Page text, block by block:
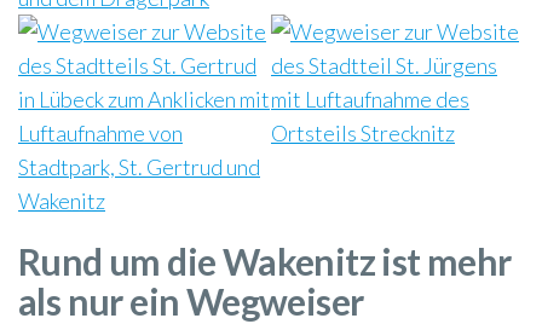
Rund um die Wakenitz ist mehr
als nur ein Wegweiser